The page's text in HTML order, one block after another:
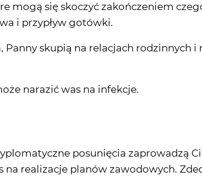
mogą się skoczyć zakończeniem
i przypływ gotówki.
Panny skupią na relacjach rodzinnych i
narazić was na infekcje.
posunięcia zaprowadzą
na realizacje planów zawodowych.